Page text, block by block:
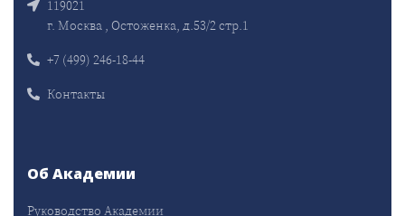
119021
г. Москва , Остоженка, д.53/2 стр.1
+7 (499) 246-18-44
Контакты
Об Академии
Руководство Академии